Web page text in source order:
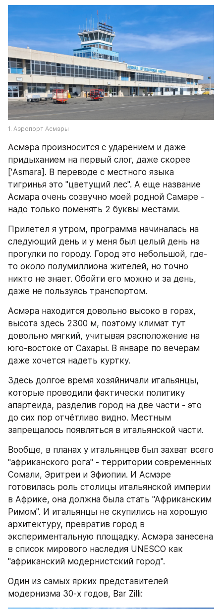
1. Аэропорт Асмэры
Асмэра произносится с ударением и даже
придыханием на первый слог, даже скорее
['Asmara]. В переводе с местного языка
тигринья это "цветущий лес". А еще название
Асмара очень созвучно моей родной Самаре -
надо только поменять 2 буквы местами.
Прилетел я утром, программа начиналась на
следующий день и у меня был целый день на
прогулки по городу. Город это небольшой, где-
то около полумиллиона жителей, но точно
никто не знает. Обойти его можно и за день,
даже не пользуясь транспортом.
Асмэра находится довольно высоко в горах,
высота здесь 2300 м, поэтому климат тут
довольно мягкий, учитывая расположение на
юго-востоке от Сахары. В январе по вечерам
даже хочется надеть куртку.
Здесь долгое время хозяйничали итальянцы,
которые проводили фактически политику
апартеида, разделив город на две части - это
до сих пор отчётливо видно. Местным
запрещалось появляться в итальянской части.
Вообще, в планах у итальянцев был захват всего
"африканского рога" - территории современных
Сомали, Эритреи и Эфиопии. И Асмэре
готовилась роль столицы итальянской империи
в Африке, она должна была стать "Африканским
Римом". И итальянцы не скупились на хорошую
архитектуру, превратив город в
экспериментальную площадку. Асмэра занесена
в список мирового наследия UNESCO как
"африканский модернистский город".
Один из самых ярких представителей
модернизма 30-х годов, Bar Zilli: